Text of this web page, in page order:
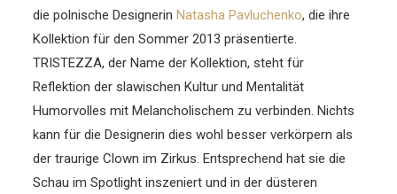
die polnische DesignerinNatasha Pavluchenko, die ihre
Kollektion für den Sommer 2013 präsentierte.
TRISTEZZA, der Name der Kollektion, steht für
Reflektion der slawischen Kultur und Mentalität
Humorvolles mit Melancholischem zu verbinden. Nichts
kann für die Designerin dies wohl besser verkörpern als
der traurige Clown im Zirkus. Entsprechend hat sie die
Schau im Spotlight inszeniert und in der düsteren